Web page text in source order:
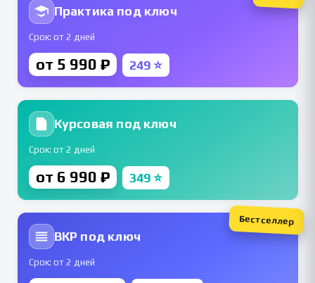
Практика под ключ
Срок: от 2 дней
от 5 990 ₽ 249 ⭐
Курсовая под ключ
Срок: от 2 дней
от 6 990 ₽ 349 ⭐
ВКР под ключ
Срок: от 2 дней
Бестселлер